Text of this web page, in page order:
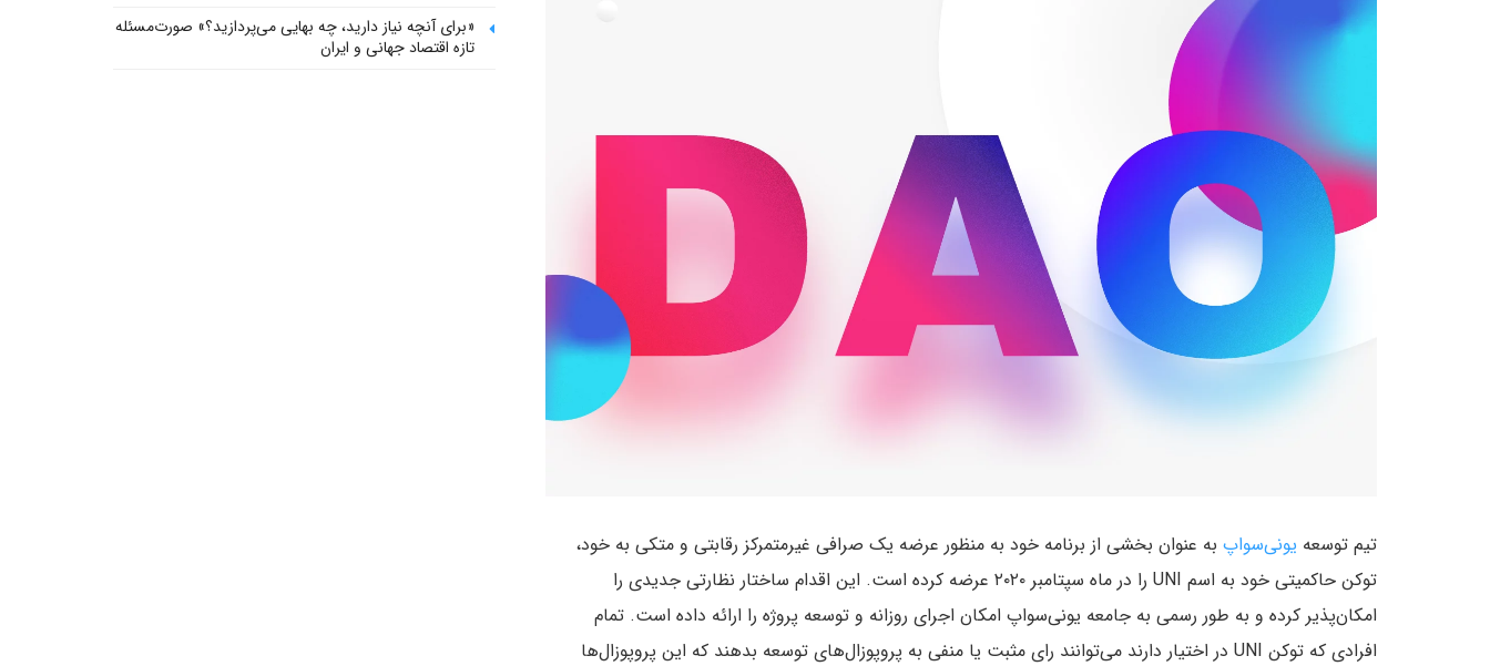
تیم توسعه یونی‌سواپ به عنوان بخشی از برنامه خود به منظور عرضه یک صرافی غیرمتمرکز رقابتی و متکی به خود،
توکن حاکمیتی خود به اسم UNI را در ماه سپتامبر ۲۰۲۰ عرضه کرده است. این اقدام ساختار نظارتی جدیدی را
امکان‌پذیر کرده و به طور رسمی به جامعه یونی‌سواپ امکان اجرای روزانه و توسعه پروژه را ارائه داده است. تمام
افرادی که توکن UNI در اختیار دارند می‌توانند رای مثبت یا منفی به پروپوزال‌های توسعه بدهند که این پروپوزال‌ها
«برای آنچه نیاز دارید، چه بهایی می‌پردازید؟» صورت‌مسئله
تازه اقتصاد جهانی و ایران